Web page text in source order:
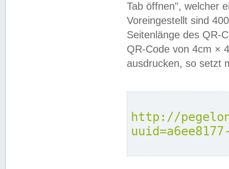
Tab öffnen", welcher
Voreingestellt sind
Seitenlänge des QR-
QR-Code von 4cm ×
ausdrucken, so setzt
http://